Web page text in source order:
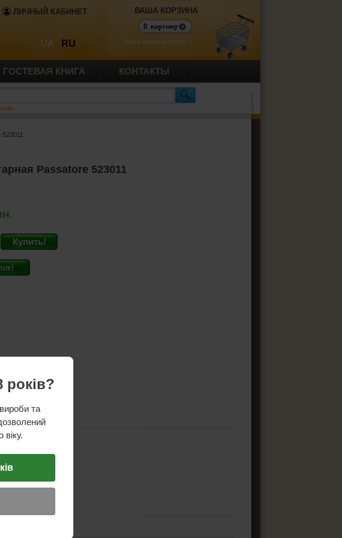
ЛИЧНЫЙ КАБИНЕТ
UA RU
ВАША КОРЗИНА
Ваша корзина пуста.
ГОСТЕВАЯ КНИГА КОНТАКТЫ
Passatore 523011
Купить!
та